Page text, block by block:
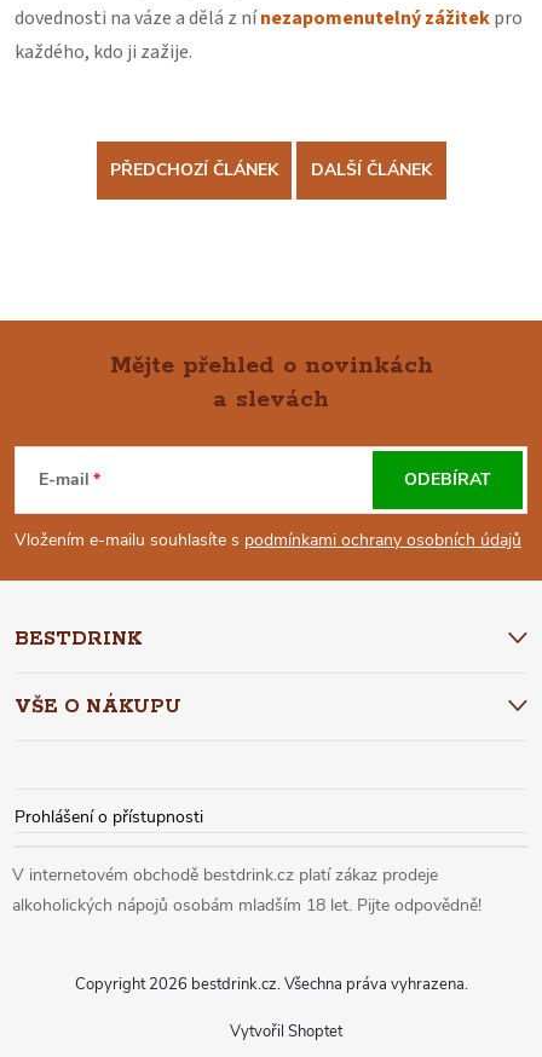
dovednosti na váze a dělá z nínezapomenutelný zážitekpro
každého, kdo ji zažije.
PŘEDCHOZÍ ČLÁNEK DALŠÍ ČLÁNEK
P
Mějte přehled o novinkách
a slevách
E-mail
Vložením e-mailu souhlasíte s podmínkami ochrany osobních údajů
ODEBÍRAT
BESTDRINK
VŠE O NÁKUPU
Prohlášení o přístupnosti
Vytvořil Shoptet
Copyright 2026 bestdrink.cz. Všechna práva vyhrazena.